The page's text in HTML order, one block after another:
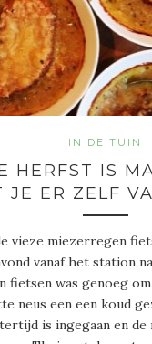
IN DE TUIN
HERFST IS
JE ER ZELF
vieze miezerregen
vanaf het station
fietsen was genoeg
neus een een koud
is ingegaan en